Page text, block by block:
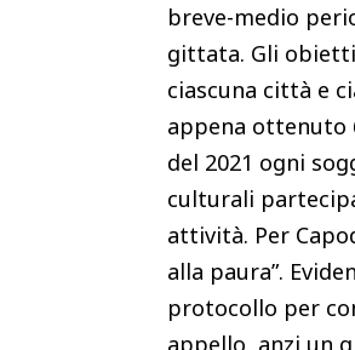
breve-medio
gittata. Gli
ciascuna città e
appena ottenuto
del 2021 ogni
culturali
attività. Per
alla paura”.
protocollo per
appello, anzi un